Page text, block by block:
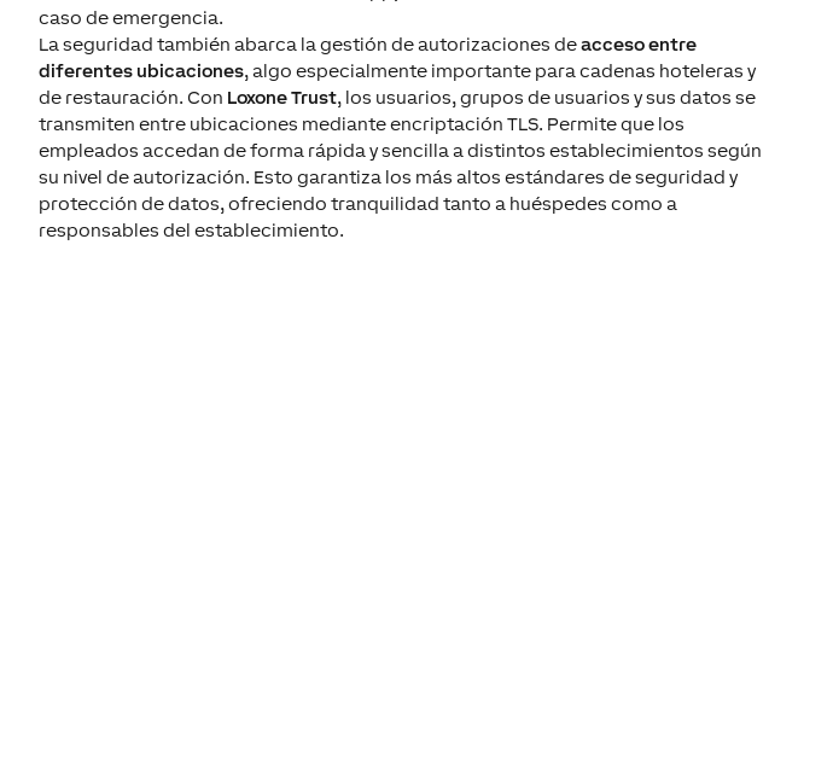
caso de emergencia.
La seguridad también abarca la gestión de autorizaciones deacceso entre
diferentes ubicaciones, algo especialmente importante para cadenas hoteleras y
de restauración. Con Loxone Trust, los usuarios, grupos de usuarios y sus datos se
transmiten entre ubicaciones mediante encriptación TLS. Permite que los
empleados accedan de forma rápida y sencilla a distintos establecimientos según
su nivel de autorización. Esto garantiza los más altos estándares de seguridad y
protección de datos, ofreciendo tranquilidad tanto a huéspedes como a
responsables del establecimiento.